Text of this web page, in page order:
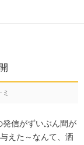
ミ
信がずいぶん間が
えた～なんて、洒